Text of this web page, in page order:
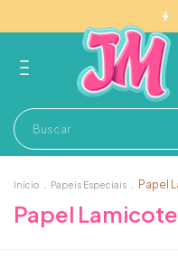
Início . Papeis Especiais . Papel
Papel Lamicote